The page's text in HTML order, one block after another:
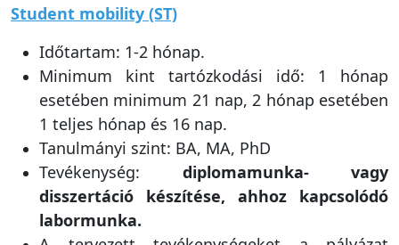
Időtartam: 1-2 hónap.
Minimum kint tartózkodási idő: 1 hónap
esetében minimum 21 nap, 2 hónap esetében
1 teljes hónap és 16 nap.
Tanulmányi szint: BA, MA, PhD
Tevékenység:diplomamunka- vagy
disszertáció készítése, ahhoz kapcsolódó
labormunka.
A tervezett tevékenységeket a pályázat